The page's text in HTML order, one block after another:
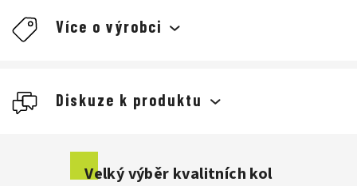
Diskuze k produktu
Více o výrobci
Velký výběr kvalitních kol